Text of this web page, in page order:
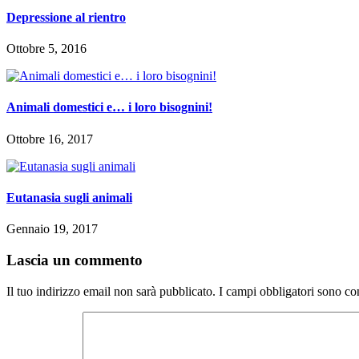
Depressione al rientro
Ottobre 5, 2016
Animali domestici e… i loro bisognini!
Ottobre 16, 2017
Eutanasia sugli animali
Gennaio 19, 2017
Lascia un commento
Il tuo indirizzo email non sarà pubblicato. I campi obbligatori sono